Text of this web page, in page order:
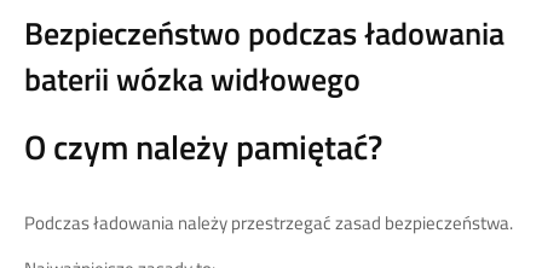
Bezpieczeństwo podczas ładowania
baterii wózka widłowego
O czym należy pamiętać?
Podczas ładowania należy przestrzegać zasad bezpieczeństwa.